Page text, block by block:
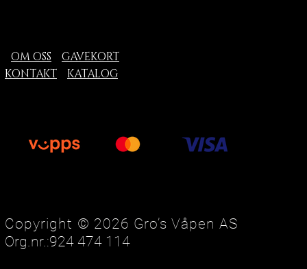
OM OSS
GAVEKORT
KONTAKT
KATALOG
Copyright © 2026 Gro’s Våpen AS
Org.nr.:924 474 114